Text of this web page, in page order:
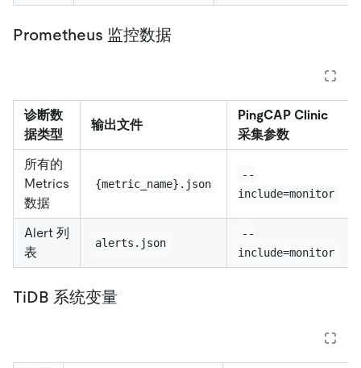
Prometheus 监控数据
诊断数
据类型
输出文件
PingCAP Clinic
采集参数
所有的
Metrics
数据
{metric_name}.json
--
include=monitor
Alert 列
表
alerts.json
--
include=monitor
TiDB 系统变量